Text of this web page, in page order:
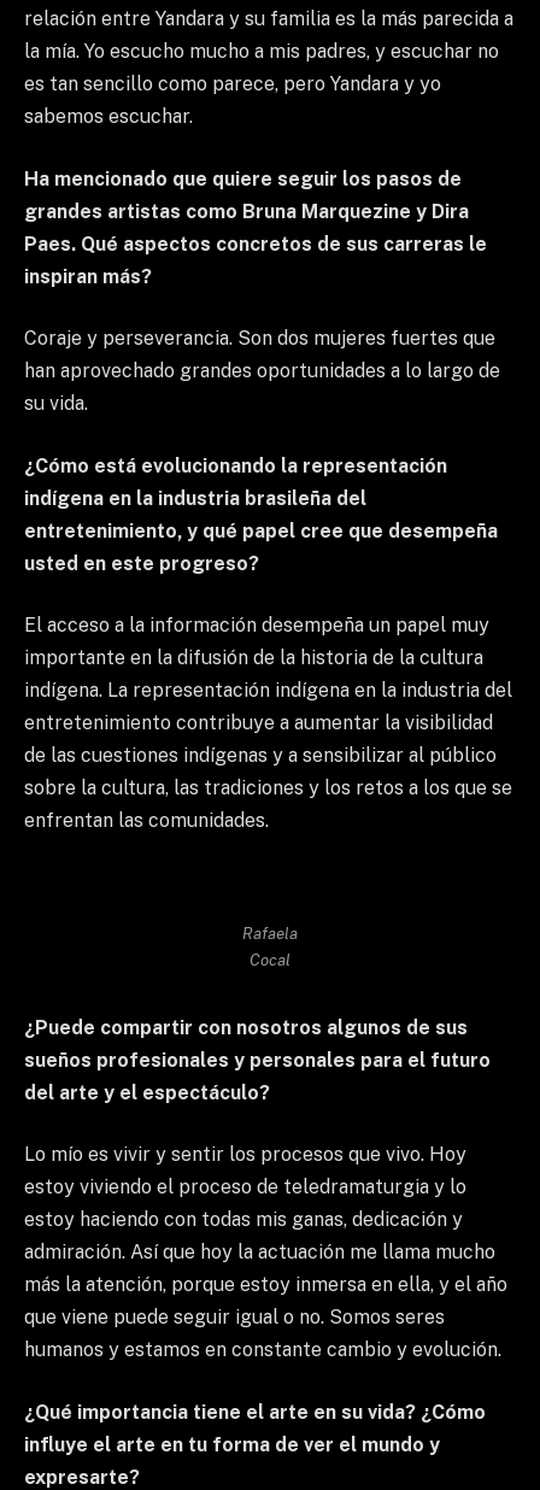
relación entre Yandara y su familia es la más parecida a
la mía. Yo escucho mucho a mis padres, y escuchar no
es tan sencillo como parece, pero Yandara y yo
sabemos escuchar.
Ha mencionado que quiere seguir los pasos de
grandes artistas como Bruna Marquezine y Dira
Paes. Qué aspectos concretos de sus carreras le
inspiran más?
Coraje y perseverancia. Son dos mujeres fuertes que
han aprovechado grandes oportunidades a lo largo de
su vida.
¿Cómo está evolucionando la representación
indígena en la industria brasileña del
entretenimiento, y qué papel cree que desempeña
usted en este progreso?
El acceso a la información desempeña un papel muy
importante en la difusión de la historia de la cultura
indígena. La representación indígena en la industria del
entretenimiento contribuye a aumentar la visibilidad
de las cuestiones indígenas y a sensibilizar al público
sobre la cultura, las tradiciones y los retos a los que se
enfrentan las comunidades.
Rafaela
Cocal
¿Puede compartir con nosotros algunos de sus
sueños profesionales y personales para el futuro
del arte y el espectáculo?
Lo mío es vivir y sentir los procesos que vivo. Hoy
estoy viviendo el proceso de teledramaturgia y lo
estoy haciendo con todas mis ganas, dedicación y
admiración. Así que hoy la actuación me llama mucho
más la atención, porque estoy inmersa en ella, y el año
que viene puede seguir igual o no. Somos seres
humanos y estamos en constante cambio y evolución.
¿Qué importancia tiene el arte en su vida? ¿Cómo
influye el arte en tu forma de ver el mundo y
expresarte?